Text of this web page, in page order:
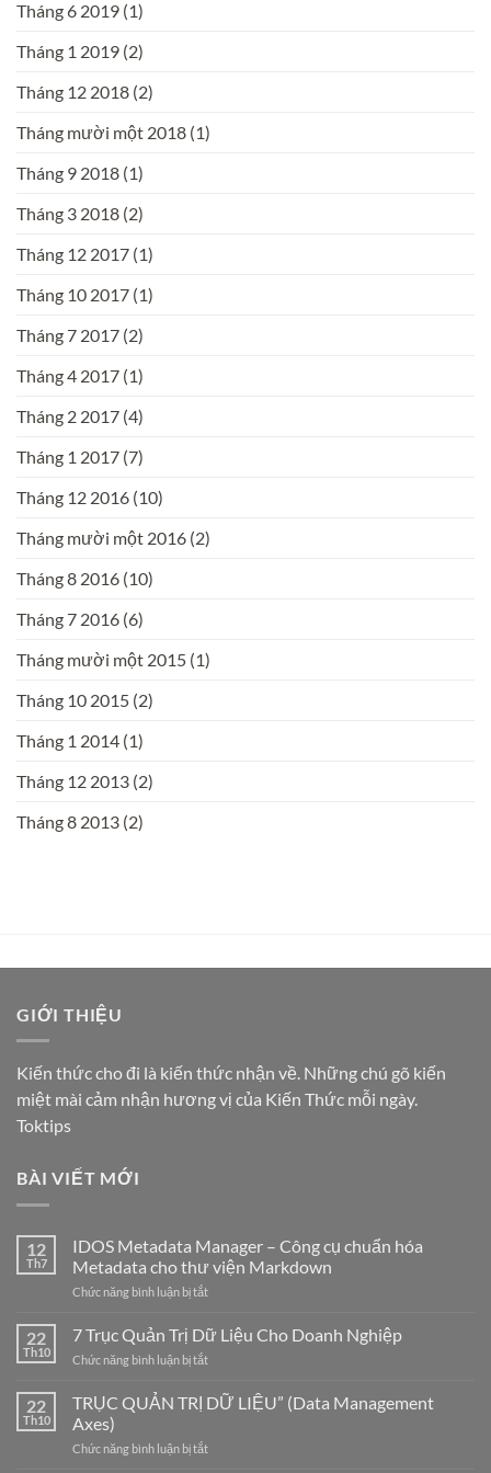
Tháng 6 2019 (1)
Tháng 1 2019 (2)
Tháng 12 2018 (2)
Tháng mười một 2018 (1)
Tháng 9 2018 (1)
Tháng 3 2018 (2)
Tháng 12 2017 (1)
Tháng 10 2017 (1)
Tháng 7 2017 (2)
Tháng 4 2017 (1)
Tháng 2 2017 (4)
Tháng 1 2017 (7)
Tháng 12 2016 (10)
Tháng mười một 2016 (2)
Tháng 8 2016 (10)
Tháng 7 2016 (6)
Tháng mười một 2015 (1)
Tháng 10 2015 (2)
Tháng 1 2014 (1)
Tháng 12 2013 (2)
Tháng 8 2013 (2)
GIỚI THIỆU
Kiến thức cho đi là kiến thức nhận về. Những chú gõ kiến
miệt mài cảm nhận hương vị của Kiến Thức mỗi ngày.
Toktips
BÀI VIẾT MỚI
12
Th7
IDOS Metadata Manager – Công cụ chuẩn hóa
Metadata cho thư viện Markdown
Chức năng bình luận bị tắtở
Metadata
Manager
–
cụ
chuẩn
Metadata
22
Th10
7 Trục Quản Trị Dữ Liệu Cho Doanh Nghiệp
Chức năng bình luận bị tắtở
Trục
Quản
Dữ
22
Th10
TRỤC QUẢN TRỊ DỮ LIỆU” (Data Management
Axes)
Chức năng bình luận bị tắtở